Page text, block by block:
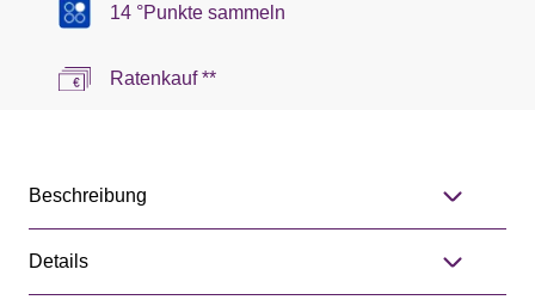
14 °Punkte sammeln
Ratenkauf **
Beschreibung
Details